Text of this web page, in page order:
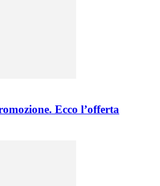
Ecco l’offerta